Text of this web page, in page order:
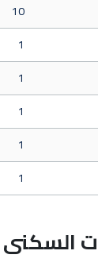
10
1
1
1
1
1